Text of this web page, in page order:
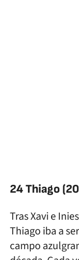
24 Thiago
Tras Xavi e
Thiago iba a
campo